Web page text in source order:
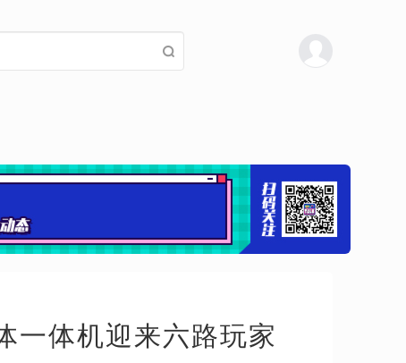
一体机迎来六路玩家